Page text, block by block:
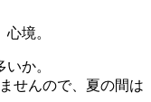
境。
か。
せんので、夏の間は